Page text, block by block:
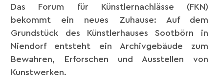
Das Forum für Künstlernachlässe (FKN)
bekommt ein neues Zuhause: Auf dem
Grundstück des Künstlerhauses Sootbörn in
Niendorf entsteht ein Archivgebäude zum
Bewahren, Erforschen und Ausstellen von
Kunstwerken.